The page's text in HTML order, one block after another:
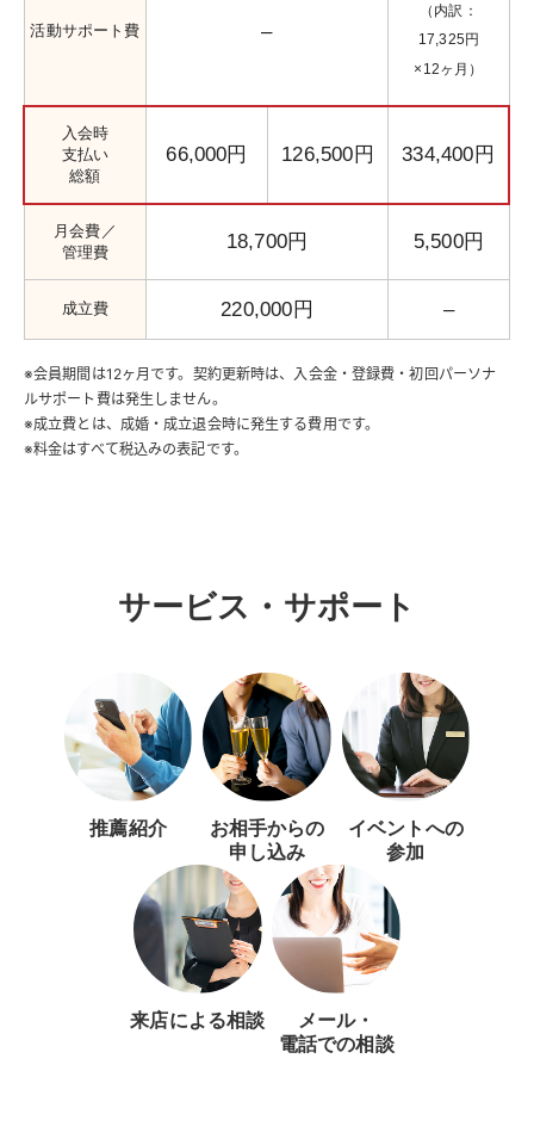
活動サポート費 –
（内訳：
17,325円
×12ヶ月）
入会時
支払い
総額
66,000円 126,500円 334,400円
月会費／
管理費
18,700円 5,500円
成立費 220,000円 –
※会員期間は12ヶ月です。契約更新時は、入会金・登録費・初回パーソナ
ルサポート費は発生しません。
※成立費とは、成婚・成立退会時に発生する費用です。
※料金はすべて税込みの表記です。
サービス・サポート
推薦紹介
お相手からの
申し込み
イベントへの
参加
来店による相談
メール・
電話での相談